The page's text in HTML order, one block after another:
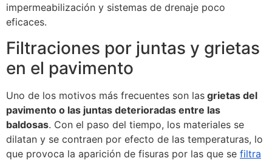
impermeabilización y sistemas de drenaje poco
eficaces.
Filtraciones por juntas y grietas
en el pavimento
Uno de los motivos más frecuentes son las grietas del
pavimento o las juntas deterioradas entre las
baldosas. Con el paso del tiempo, los materiales se
dilatan y se contraen por efecto de las temperaturas, lo
que provoca la aparición de fisuras por las que se filtra